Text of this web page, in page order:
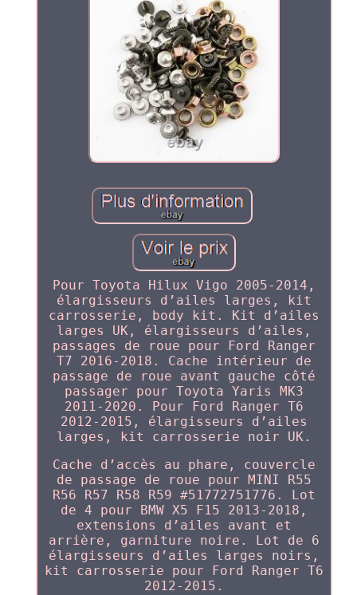
Pour Toyota Hilux Vigo 2005-2014,
élargisseurs d’ailes larges, kit
carrosserie, body kit. Kit d’ailes
larges UK, élargisseurs d’ailes,
passages de roue pour Ford Ranger
T7 2016-2018. Cache intérieur de
passage de roue avant gauche côté
passager pour Toyota Yaris MK3
2011-2020. Pour Ford Ranger T6
2012-2015, élargisseurs d’ailes
larges, kit carrosserie noir UK.
Cache d’accès au phare, couvercle
de passage de roue pour MINI R55
R56 R57 R58 R59 #51772751776. Lot
de 4 pour BMW X5 F15 2013-2018,
extensions d’ailes avant et
arrière, garniture noire. Lot de 6
élargisseurs d’ailes larges noirs,
kit carrosserie pour Ford Ranger T6
2012-2015.